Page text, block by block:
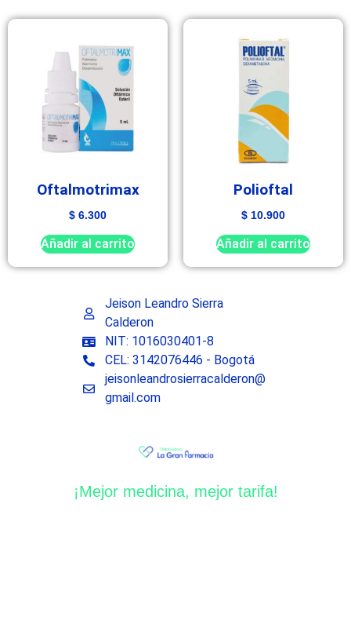
Oftalmotrimax
$ 6.300
Añadir al carrito
Polioftal
$ 10.900
Añadir al carrito
Jeison Leandro Sierra
Calderon
NIT: 1016030401-8
CEL: 3142076446 - Bogotá
jeisonleandrosierracalderon@
gmail.com
¡Mejor medicina, mejor tarifa!